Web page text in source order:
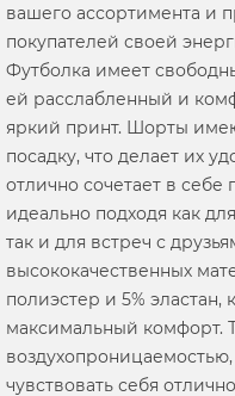
вашего ассортимента и
покупателей своей
Футболка имеет
ей расслабленный и
яркий принт. Шорты
посадку, что делает их
отлично сочетает в себе
идеально подходя как
так и для встреч с
высококачественных
полиэстер и 5%
максимальный комфорт.
чувствовать себя